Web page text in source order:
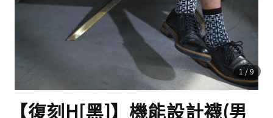
1/9
【復刻H[黑]】機能設計襪(男